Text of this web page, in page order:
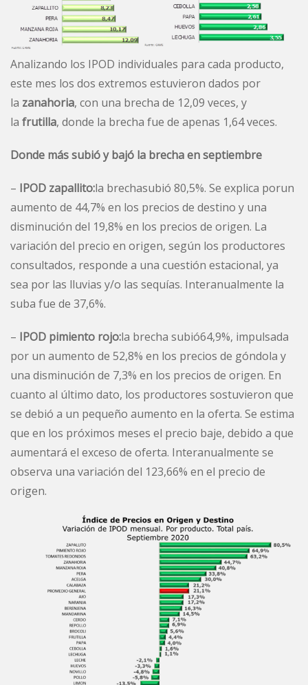
Analizando los IPOD individuales para cada producto,
este mes los dos extremos estuvieron dados por
la zanahoria, con una brecha de 12,09 veces, y
la frutilla, donde la brecha fue de apenas 1,64 veces.
Donde más subió y bajó la brecha en septiembre
– IPOD zapallito:la brechasubió 80,5%. Se explica porun
aumento de 44,7% en los precios de destino y una
disminución del 19,8% en los precios de origen. La
variación del precio en origen, según los productores
consultados, responde a una cuestión estacional, ya
sea por las lluvias y/o las sequías. Interanualmente la
suba fue de 37,6%.
– IPOD pimiento rojo:la brecha subió64,9%, impulsada
por un aumento de 52,8% en los precios de góndola y
una disminución de 7,3% en los precios de origen. En
cuanto al último dato, los productores sostuvieron que
se debió a un pequeño aumento en la oferta. Se estima
que en los próximos meses el precio baje, debido a que
aumentará el exceso de oferta. Interanualmente se
observa una variación del 123,66% en el precio de
origen.